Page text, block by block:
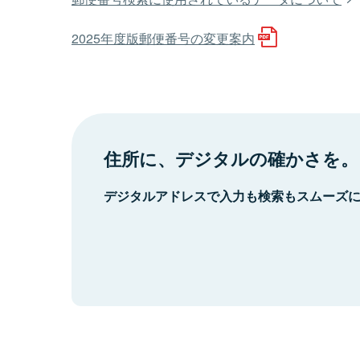
2025年度版郵便番号の変更案内
住所に、デジタルの確かさを。
デジタルアドレスで入力も検索もスムーズ